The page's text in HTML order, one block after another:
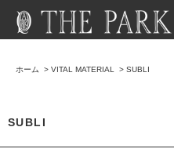
ホーム > VITAL MATERIAL > SUBLI
SUBLI